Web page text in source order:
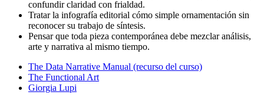
confundir claridad con frialdad.
Tratar la infografía editorial cómo simple ornamentación sin
reconocer su trabajo de síntesis.
Pensar que toda pieza contemporánea debe mezclar análisis,
arte y narrativa al mismo tiempo.
The Data Narrative Manual (recurso del curso)
The Functional Art
Giorgia Lupi